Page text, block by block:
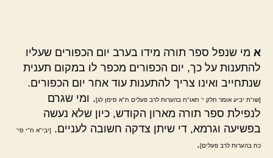
א מי שנפל ספר תורה מידו בערב יום הכפורים שעליו
להתענות על כך, יום הכפורים מכפר לו במקום תענית
שנתחייב ואינו צריך להתענות עוד אחר יום הכפורים.
[שו"ת יביע אומר חלק י' חאו"ח בהערות לרב פעלים ח"א סימן לג]. ומי שגרם
לנפילת ספר תורה מארון הקודש, כיון שלא נעשה
בפשיעה וגרמא, די שיתן צדקה חשובה לעניים.
[יבי"א ח"י סי'
כח בהערות לרב פעלים].